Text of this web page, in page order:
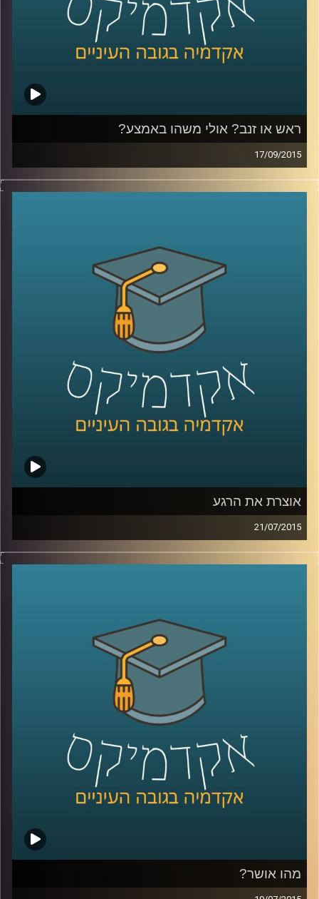
ראש או זנב? אולי משהו באמצע?
17/09/2015
דוקטור גבריאלה ברזין וגיל מרקוביץ קוראות יחד
יש לשאוף, אותה יש לזהות ולתרגל באופן שונה
מאדם לאדם, המידה המבלבלת, שכדאי להכיר
לקראת השנה החדשה. המידה האמצעית
מלמדת אותנו, בין היתר, על מורכבות הנפש ועל
הביטוי השגור בתרבות היהודית "לפנים משורת
קרדיט תמונות:AudioVersity
אוצרת את הרגע
21/07/2015
איה מירון, אוצרת משנה לאמנות ישראלית
של מוזיאון ישראל שוחחנו על אודות התערוכה
",המתמקדת ביצירה הישראלית
בשנת חניכת המוזיאון, תערוכה שמאפייניה
שונים בתכלית מאופן אוצרותן המקובל של
תערוכות, דבר שיצר תוצר אוצרותי שונה ומרתק.
לכו לבקר!
AudioVersity
מהו אושר?